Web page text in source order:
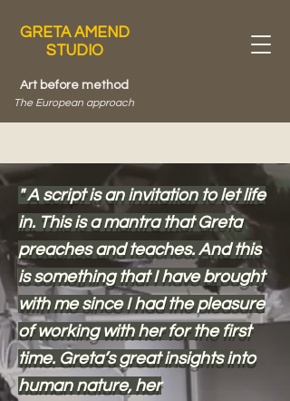
GRETA AMEND
STUDIO
Art before method
The European approach
" A script is an invitation to let life
in. This is a mantra that Greta
preaches and teaches. And this
is something that I have brought
with me since I had the pleasure
of working with her for the first
time. Greta’s great insights into
human nature, her